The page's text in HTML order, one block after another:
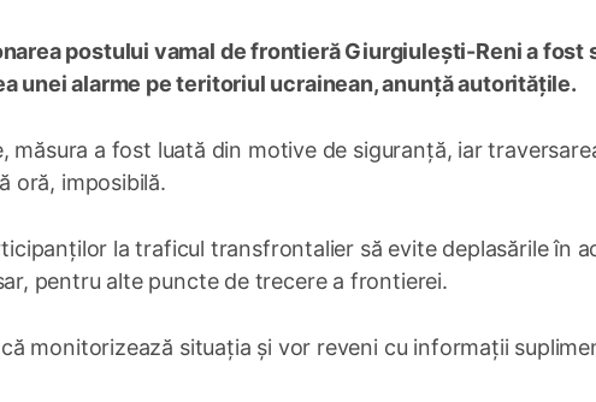
postului vamal de frontieră Giurgiulești-Reni a fost
unei alarme pe teritoriul ucrainean, anunță autoritățile.
a fost luată din motive de siguranță, iar
oră, imposibilă.
la traficul transfrontalier să evite deplasările în
pentru alte puncte de trecere a frontierei.
monitorizează situația și vor reveni cu informații